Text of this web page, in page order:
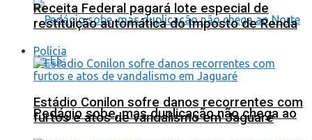
Pedágio sobe, mas duplicação não chega ao
Receita Federal pagará lote especial de
restituição automática do Imposto de Renda
Polícia
Estádio Conilon sofre danos recorrentes com
furtos e atos de vandalismo em Jaguaré